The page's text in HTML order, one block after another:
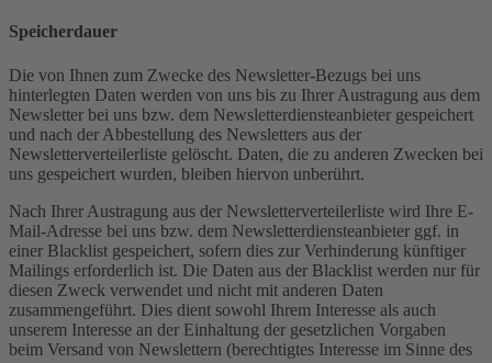
Speicherdauer
Die von Ihnen zum Zwecke des Newsletter-Bezugs bei uns
hinterlegten Daten werden von uns bis zu Ihrer Austragung aus dem
Newsletter bei uns bzw. dem Newsletterdiensteanbieter gespeichert
und nach der Abbestellung des Newsletters aus der
Newsletterverteilerliste gelöscht. Daten, die zu anderen Zwecken bei
uns gespeichert wurden, bleiben hiervon unberührt.
Nach Ihrer Austragung aus der Newsletterverteilerliste wird Ihre E-
Mail-Adresse bei uns bzw. dem Newsletterdiensteanbieter ggf. in
einer Blacklist gespeichert, sofern dies zur Verhinderung künftiger
Mailings erforderlich ist. Die Daten aus der Blacklist werden nur für
diesen Zweck verwendet und nicht mit anderen Daten
zusammengeführt. Dies dient sowohl Ihrem Interesse als auch
unserem Interesse an der Einhaltung der gesetzlichen Vorgaben
beim Versand von Newslettern (berechtigtes Interesse im Sinne des